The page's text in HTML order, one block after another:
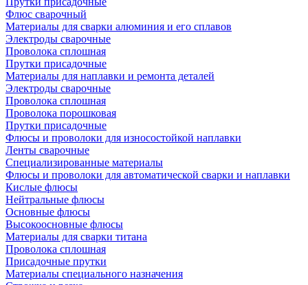
Флюс сварочный
Материалы для сварки алюминия и его сплавов
Электроды сварочные
Проволока сплошная
Прутки присадочные
Материалы для наплавки и ремонта деталей
Электроды сварочные
Проволока сплошная
Проволока порошковая
Прутки присадочные
Флюсы и проволоки для износостойкой наплавки
Ленты сварочные
Специализированные материалы
Флюсы и проволоки для автоматической сварки и наплавки
Кислые флюсы
Нейтральные флюсы
Основные флюсы
Высокоосновные флюсы
Материалы для сварки титана
Проволока сплошная
Присадочные прутки
Материалы специального назначения